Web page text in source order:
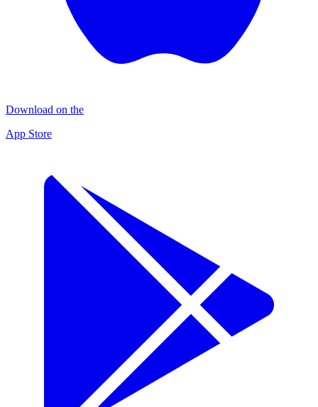
Download on the
App Store